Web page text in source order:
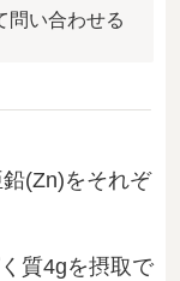
問い合わせる
(Zn)をそれぞ
質4gを摂取で